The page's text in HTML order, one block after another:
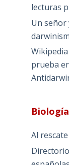
lecturas
Un señor
prueba
Al